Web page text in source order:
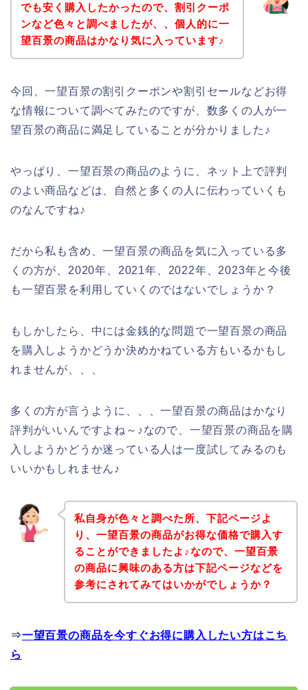
でも安く購入したかったので、割引クーポ
ンなど色々と調べましたが、、個人的に一
望百景の商品はかなり気に入っています♪
今回、一望百景の割引クーポンや割引セールなどお得
な情報について調べてみたのですが、数多くの人が一
望百景の商品に満足していることが分かりました♪
やっぱり、一望百景の商品のように、ネット上で評判
のよい商品などは、自然と多くの人に伝わっていくも
のなんですね♪
だから私も含め、一望百景の商品を気に入っている多
くの方が、2020年、2021年、2022年、2023年と今後
も一望百景を利用していくのではないでしょうか？
もしかしたら、中には金銭的な問題で一望百景の商品
を購入しようかどうか決めかねている方もいるかもし
れませんが、、、
多くの方が言うように、、、一望百景の商品はかなり
評判がいいんですよね～♪なので、一望百景の商品を購
入しようかどうか迷っている人は一度試してみるのも
いいかもしれません♪
私自身が色々と調べた所、下記ページよ
り、一望百景の商品がお得な価格で購入す
ることができましたよ♪なので、一望百景
の商品に興味のある方は下記ページなどを
参考にされてみてはいかがでしょうか？
⇒一望百景の商品を今すぐお得に購入したい方はこち
ら